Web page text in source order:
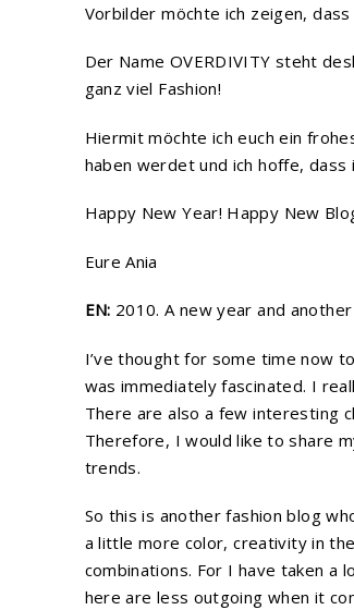
Vorbilder möchte ich zeigen,
Der Name OVERDIVITY steht
ganz viel Fashion!
Hiermit möchte ich euch ein
haben werdet und ich hoffe,
Happy New Year! Happy New
Eure Ania
EN: 2010. A new year and
I’ve thought for some time now
was immediately fascinated. I
There are also a few interesting
Therefore, I would like to share
trends.
So this is another fashion blog
a little more color, creativity in
combinations. For I have taken a
here are less outgoing when it